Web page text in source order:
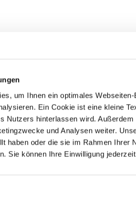
um Ihnen ein optimales
Ein Cookie ist eine kleine
Nutzers hinterlassen wird.
und Analysen weiter.
haben oder die sie im Rahmen
Sie können Ihre Einwilligung